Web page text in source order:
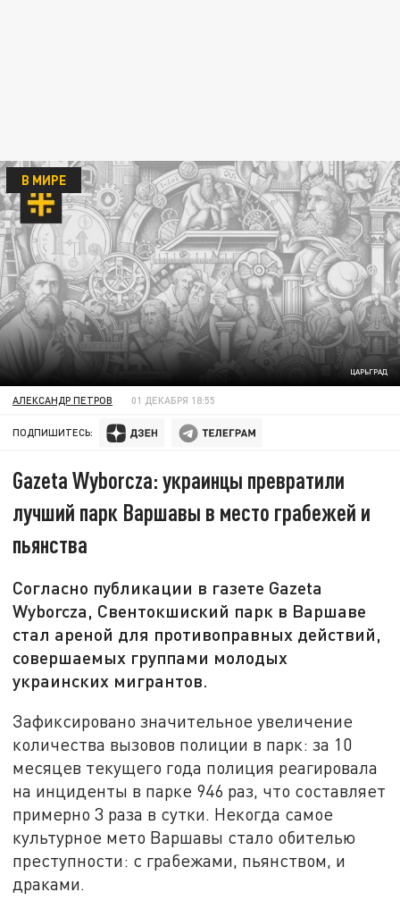
ЦАРЬГРАД
В МИРЕ
АЛЕКСАНДР ПЕТРОВ 01 ДЕКАБРЯ 18:55
ПОДПИШИТЕСЬ:
Gazeta Wyborcza: украинцы превратили
лучший парк Варшавы в место грабежей и
пьянства
Согласно публикации в газете Gazeta
Wyborcza, Свентокшиский парк в Варшаве
стал ареной для противоправных действий,
совершаемых группами молодых
украинских мигрантов.
Зафиксировано значительное увеличение
количества вызовов полиции в парк: за 10
месяцев текущего года полиция реагировала
на инциденты в парке 946 раз, что составляет
примерно 3 раза в сутки. Некогда самое
культурное мето Варшавы стало обителью
преступности: с грабежами, пьянством, и
драками.